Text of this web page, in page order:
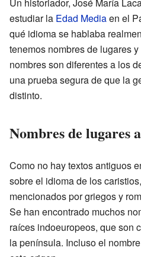
Un historiador, José María
estudiar la Edad Mediaen el
qué idioma se hablaba
tenemos nombres de lugares
nombres son diferentes a los
una prueba segura de que la
distinto.
Nombres de lugares
Como no hay textos antiguos
sobre el idioma de los
mencionados por griegos y
Se han encontrado muchos
raíces indoeuropeos, que son
la península. Incluso el